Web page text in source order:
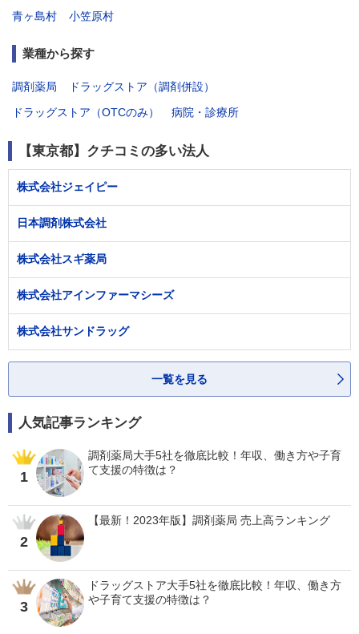
青ヶ島村
小笠原村
業種から探す
調剤薬局
ドラッグストア（調剤併設）
ドラッグストア（OTCのみ）
病院・診療所
【東京都】クチコミの多い法人
株式会社ジェイピー
日本調剤株式会社
株式会社スギ薬局
株式会社アインファーマシーズ
株式会社サンドラッグ
一覧を見る
人気記事ランキング
1
調剤薬局大手5社を徹底比較！年収、働き方や子育
て支援の特徴は？
2
【最新！2023年版】調剤薬局 売上高ランキング
3
ドラッグストア大手5社を徹底比較！年収、働き方
や子育て支援の特徴は？